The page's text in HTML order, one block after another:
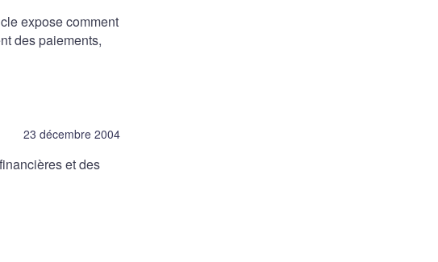
expose comment
des paiements,
23 décembre 2004
et des